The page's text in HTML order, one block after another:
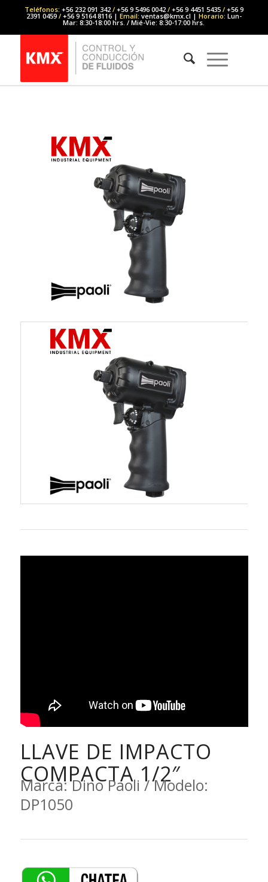
Teléfonos: +56 232 091 342 /+56 9 5496 0042 /+56 9 4451 5435 /+56 9
2391 0459 /+56 9 5164 8116 | Email: ventas@kmx.cl | Horario: Lun-
Mar: 8:30-18:00 hrs. / Mié-Vie: 8:30-17:00 hrs.
LLAVE DE IMPACTO
COMPACTA 1/2″
Marca: Dino Paoli / Modelo:
DP1050